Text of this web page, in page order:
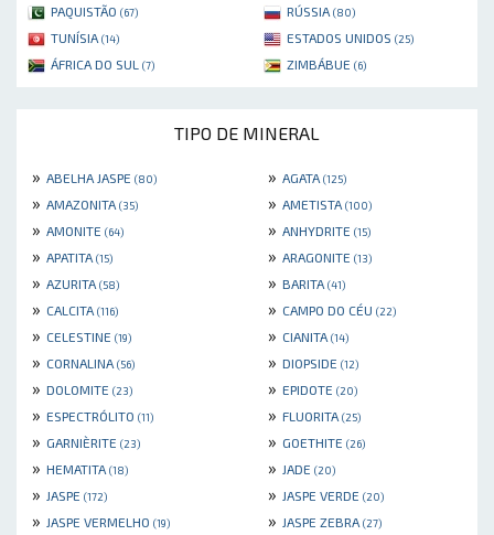
PAQUISTÃO (67) RÚSSIA (80)
TUNÍSIA (14) ESTADOS UNIDOS (25)
ÁFRICA DO SUL (7) ZIMBÁBUE (6)
TIPO DE MINERAL
» ABELHA JASPE (80) » AGATA (125)
» AMAZONITA (35) » AMETISTA (100)
» AMONITE (64) » ANHYDRITE (15)
» APATITA (15) » ARAGONITE (13)
» AZURITA (58) » BARITA (41)
» CALCITA (116) » CAMPO DO CÉU (22)
» CELESTINE (19) » CIANITA (14)
» CORNALINA (56) » DIOPSIDE (12)
» DOLOMITE (23) » EPIDOTE (20)
» ESPECTRÓLITO (11) » FLUORITA (25)
» GARNIÈRITE (23) » GOETHITE (26)
» HEMATITA (18) » JADE (20)
» JASPE (172) » JASPE VERDE (20)
» JASPE VERMELHO (19) » JASPE ZEBRA (27)